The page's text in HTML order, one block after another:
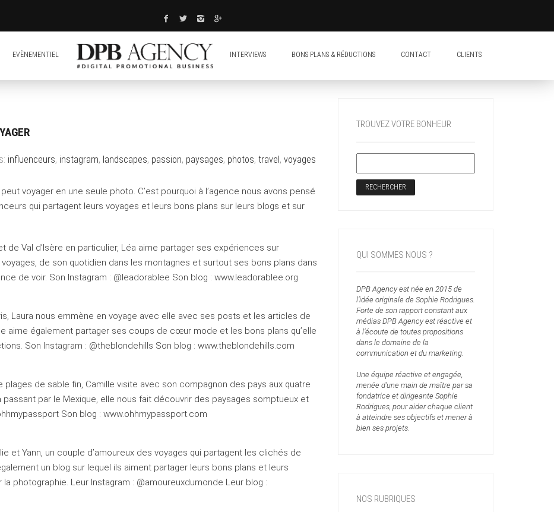
EVÈNEMENTIEL INTERVIEWS BONS PLANS & RÉDUCTIONS CONTACT CLIENTS
influenceurs, instagram, landscapes, passion, paysages, photos, travel, voyages
voyager en une seule photo. C’est pourquoi à l’agence nous avons pensé
qui partagent leurs voyages et leurs bons plans sur leurs blogs et sur
de Val d’Isère en particulier, Léa aime partager ses expériences sur
de son quotidien dans les montagnes et surtout ses bons plans dans
de voir. Son Instagram : @leadorablee Son blog : www.leadorablee.org
Laura nous emmène en voyage avec elle avec ses posts et les articles de
aime également partager ses coups de cœur mode et les bons plans qu’elle
Son Instagram : @theblondehills Son blog : www.theblondehills.com
plages de sable fin, Camille visite avec son compagnon des pays aux quatre
passant par le Mexique, elle nous fait découvrir des paysages somptueux et
Son blog : www.ohhmypassport.com
et Yann, un couple d’amoureux des voyages qui partagent les clichés de
un blog sur lequel ils aiment partager leurs bons plans et leurs
photographie. Leur Instagram : @amoureuxdumonde Leur blog :
TROUVEZ VOTRE BONHEUR
QUI SOMMES NOUS ?
DPB Agency est née en 2015 de
l’idée originale de Sophie Rodrigues.
Forte de son rapport constant aux
médias DPB Agency est réactive et
à l’écoute de toutes propositions
dans le domaine de la
communication et du marketing.
Une équipe réactive et engagée,
menée d’une main de maître par sa
fondatrice et dirigeante Sophie
Rodrigues, pour aider chaque client
à atteindre ses objectifs et mener à
bien ses projets.
NOS RUBRIQUES